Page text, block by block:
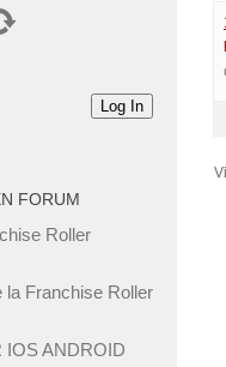
Log In
FORUM
Roller
la Franchise Roller
IOS ANDROID